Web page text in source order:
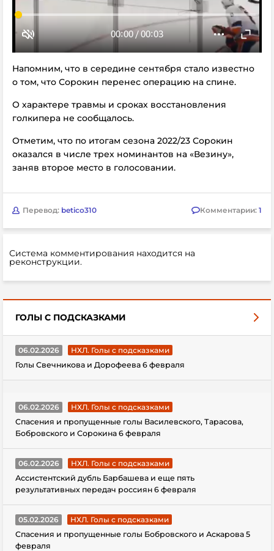
Напомним, что в середине сентября стало известно
о том, что Сорокин перенес операцию на спине.
О характере травмы и сроках восстановления
голкипера не сообщалось.
Отметим, что по итогам сезона 2022/23 Сорокин
оказался в числе трех номинантов на «Везину»,
заняв второе место в голосовании.
Перевод: betico310 Комментарии: 1
Система комментирования находится на
реконструкции.
ГОЛЫ С ПОДСКАЗКАМИ
06.02.2026
НХЛ. Голы с подсказками
Голы Свечникова и Дорофеева 6 февраля
06.02.2026
НХЛ. Голы с подсказками
Спасения и пропущенные голы Василевского, Тарасова,
Бобровского и Сорокина 6 февраля
06.02.2026
НХЛ. Голы с подсказками
Ассистентский дубль Барбашева и еще пять
результативных передач россиян 6 февраля
05.02.2026
НХЛ. Голы с подсказками
Спасения и пропущенные голы Бобровского и Аскарова 5
февраля